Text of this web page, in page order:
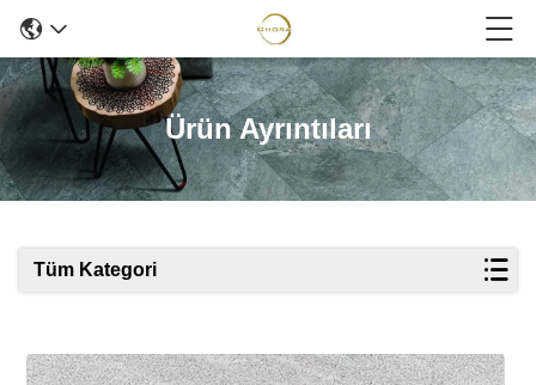
Ürün Ayrıntıları
Tüm Kategori